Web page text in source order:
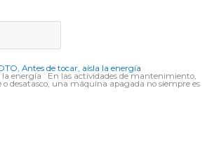
Antes de tocar, aísla la energía
la energía En las actividades de mantenimiento,
desatasco, una máquina apagada no siempre es